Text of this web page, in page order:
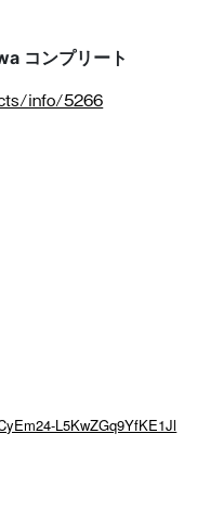
コンプリート
info/5266
L5KwZGq9YfKE1Jl